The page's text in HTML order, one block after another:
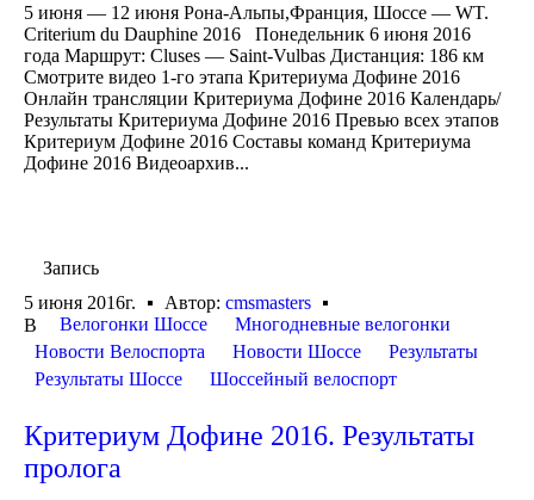
5 июня — 12 июня Рона-Альпы,Франция, Шоссе — WT.
Criterium du Dauphine 2016 Понедельник 6 июня 2016
года Маршрут: Cluses — Saint-Vulbas Дистанция: 186 км
Смотрите видео 1-го этапа Критериума Дофине 2016
Онлайн трансляции Критериума Дофине 2016 Календарь/
Результаты Критериума Дофине 2016 Превью всех этапов
Критериум Дофине 2016 Составы команд Критериума
Дофине 2016 Видеоархив...
Запись
5 июня 2016г.
Автор: cmsmasters
В
Велогонки Шоссе
Многодневные велогонки
Новости Велоспорта
Новости Шоссе
Результаты
Результаты Шоссе
Шоссейный велоспорт
Критериум Дофине 2016. Результаты
пролога